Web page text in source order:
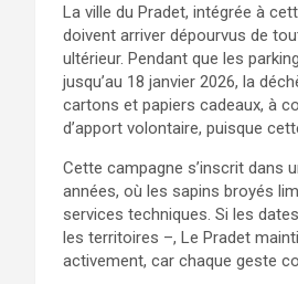
La ville du Pradet, intégrée à
doivent arriver dépourvus de
ultérieur. Pendant que les
jusqu’au 18 janvier 2026, la
cartons et papiers cadeaux, à
d’apport volontaire, puisque
Cette campagne s’inscrit dans
années, où les sapins broyés
services techniques. Si les
les territoires –, Le Pradet
activement, car chaque geste